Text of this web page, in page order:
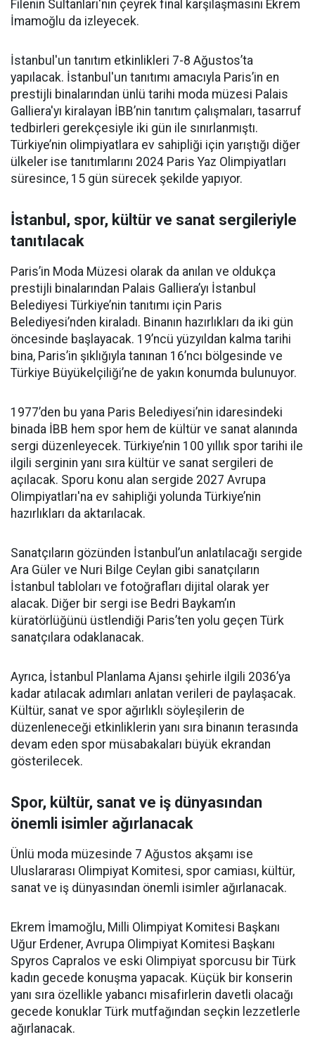
Filenin Sultanları'nın çeyrek final karşılaşmasını Ekrem
İmamoğlu da izleyecek.
İstanbul'un tanıtım etkinlikleri 7-8 Ağustos’ta
yapılacak. İstanbul'un tanıtımı amacıyla Paris’in en
prestijli binalarından ünlü tarihi moda müzesi Palais
Galliera'yı kiralayan İBB’nin tanıtım çalışmaları, tasarruf
tedbirleri gerekçesiyle iki gün ile sınırlanmıştı.
Türkiye’nin olimpiyatlara ev sahipliği için yarıştığı diğer
ülkeler ise tanıtımlarını 2024 Paris Yaz Olimpiyatları
süresince, 15 gün sürecek şekilde yapıyor.
İstanbul, spor, kültür ve sanat sergileriyle
tanıtılacak
Paris’in Moda Müzesi olarak da anılan ve oldukça
prestijli binalarından Palais Galliera’yı İstanbul
Belediyesi Türkiye’nin tanıtımı için Paris
Belediyesi’nden kiraladı. Binanın hazırlıkları da iki gün
öncesinde başlayacak. 19’ncü yüzyıldan kalma tarihi
bina, Paris’in şıklığıyla tanınan 16’ncı bölgesinde ve
Türkiye Büyükelçiliği’ne de yakın konumda bulunuyor.
1977’den bu yana Paris Belediyesi’nin idaresindeki
binada İBB hem spor hem de kültür ve sanat alanında
sergi düzenleyecek. Türkiye’nin 100 yıllık spor tarihi ile
ilgili serginin yanı sıra kültür ve sanat sergileri de
açılacak. Sporu konu alan sergide 2027 Avrupa
Olimpiyatları'na ev sahipliği yolunda Türkiye’nin
hazırlıkları da aktarılacak.
Sanatçıların gözünden İstanbul’un anlatılacağı sergide
Ara Güler ve Nuri Bilge Ceylan gibi sanatçıların
İstanbul tabloları ve fotoğrafları dijital olarak yer
alacak. Diğer bir sergi ise Bedri Baykam’ın
küratörlüğünü üstlendiği Paris’ten yolu geçen Türk
sanatçılara odaklanacak.
Ayrıca, İstanbul Planlama Ajansı şehirle ilgili 2036’ya
kadar atılacak adımları anlatan verileri de paylaşacak.
Kültür, sanat ve spor ağırlıklı söyleşilerin de
düzenleneceği etkinliklerin yanı sıra binanın terasında
devam eden spor müsabakaları büyük ekrandan
gösterilecek.
Spor, kültür, sanat ve iş dünyasından
önemli isimler ağırlanacak
Ünlü moda müzesinde 7 Ağustos akşamı ise
Uluslararası Olimpiyat Komitesi, spor camiası, kültür,
sanat ve iş dünyasından önemli isimler ağırlanacak.
Ekrem İmamoğlu, Milli Olimpiyat Komitesi Başkanı
Uğur Erdener, Avrupa Olimpiyat Komitesi Başkanı
Spyros Capralos ve eski Olimpiyat sporcusu bir Türk
kadın gecede konuşma yapacak. Küçük bir konserin
yanı sıra özellikle yabancı misafirlerin davetli olacağı
gecede konuklar Türk mutfağından seçkin lezzetlerle
ağırlanacak.